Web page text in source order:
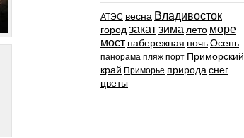
АТЭС весна Владивосток
город закатзима лето море
мост набережная ночьОсень
панорама пляж порт Приморский
край Приморье природа снег
цветы